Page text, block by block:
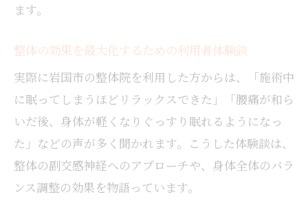
ます。
整体の効果を最大化するための利用者体験談
実際に岩国市の整体院を利用した方からは、「施術中
に眠ってしまうほどリラックスできた」「腰痛が和ら
いだ後、身体が軽くなりぐっすり眠れるようになっ
た」などの声が多く聞かれます。こうした体験談は、
整体の副交感神経へのアプローチや、身体全体のバラ
ンス調整の効果を物語っています。